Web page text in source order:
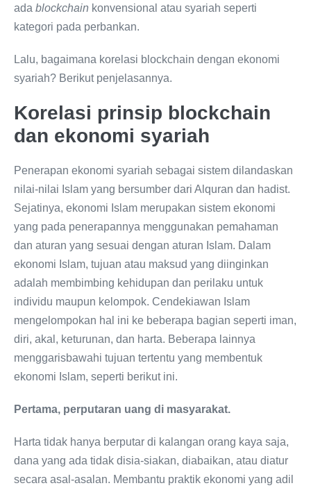
ada blockchain konvensional atau syariah seperti
kategori pada perbankan.
Lalu, bagaimana korelasi blockchain dengan ekonomi
syariah? Berikut penjelasannya.
Korelasi prinsip blockchain
dan ekonomi syariah
Penerapan ekonomi syariah sebagai sistem dilandaskan
nilai-nilai Islam yang bersumber dari Alquran dan hadist.
Sejatinya, ekonomi Islam merupakan sistem ekonomi
yang pada penerapannya menggunakan pemahaman
dan aturan yang sesuai dengan aturan Islam. Dalam
ekonomi Islam, tujuan atau maksud yang diinginkan
adalah membimbing kehidupan dan perilaku untuk
individu maupun kelompok. Cendekiawan Islam
mengelompokan hal ini ke beberapa bagian seperti iman,
diri, akal, keturunan, dan harta. Beberapa lainnya
menggarisbawahi tujuan tertentu yang membentuk
ekonomi Islam, seperti berikut ini.
Pertama, perputaran uang di masyarakat.
Harta tidak hanya berputar di kalangan orang kaya saja,
dana yang ada tidak disia-siakan, diabaikan, atau diatur
secara asal-asalan. Membantu praktik ekonomi yang adil